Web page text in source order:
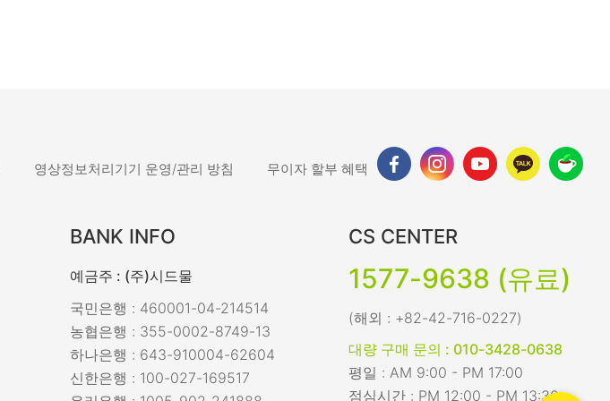
영상정보처리기기 운영/관리 방침 무이자 할부 혜택
BANK INFO
예금주 : (주)시드물
국민은행 : 460001-04-214514
농협은행 : 355-0002-8749-13
하나은행 : 643-910004-62604
신한은행 : 100-027-169517
CS CENTER
1577-9638 (유료)
(해외 : +82-42-716-0227)
대량 구매 문의 : 010-3428-0638
평일 : AM 9:00 - PM 17:00
점심시간 : PM 12:00 - PM 13:30